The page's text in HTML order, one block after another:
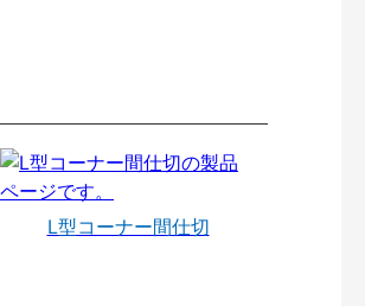
L型コーナー間仕切